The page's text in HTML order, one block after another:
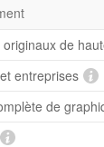
de
entreprises
de